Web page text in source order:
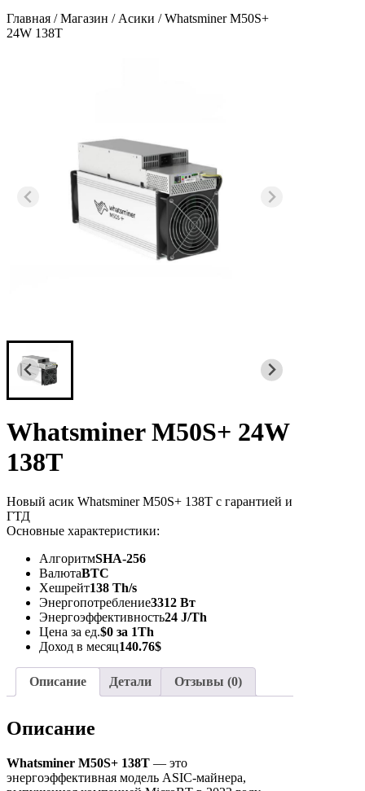
Главная /Магазин / Асики / Whatsminer M50S+
24W 138T
Whatsminer M50S+ 24W
138T
Новый асик Whatsminer M50S+ 138T с гарантией и
ГТД
Основные характеристики:
АлгоритмSHA-256
ВалютаBTC
Хешрейт138 Th/s
Энергопотребление3312 Вт
Энергоэффективность24 J/Th
Цена за ед.$0 за 1Th
Доход в месяц140.76$
Описание Детали Отзывы (0)
Описание
Whatsminer M50S+ 138T — это
энергоэффективная модель ASIC-майнера,